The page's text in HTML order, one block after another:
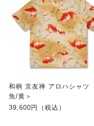
和柄 京友禅 アロハシャツ
魚/黄＞
39,600円（税込）